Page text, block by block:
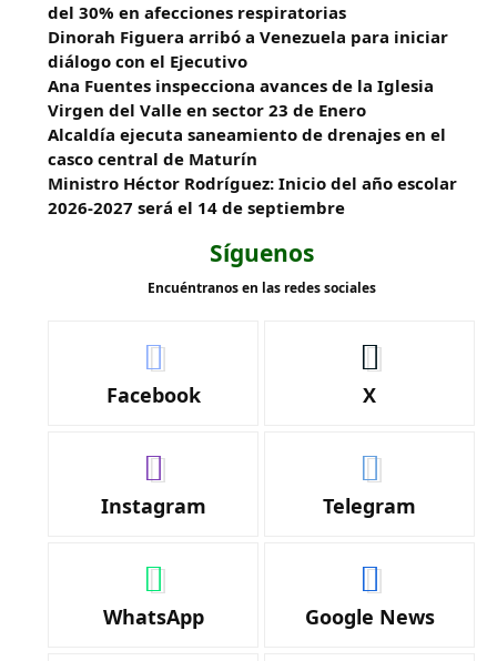
del 30% en afecciones respiratorias
Dinorah Figuera arribó a Venezuela para iniciar
diálogo con el Ejecutivo
Ana Fuentes inspecciona avances de la Iglesia
Virgen del Valle en sector 23 de Enero
Alcaldía ejecuta saneamiento de drenajes en el
casco central de Maturín
Ministro Héctor Rodríguez: Inicio del año escolar
2026-2027 será el 14 de septiembre
Síguenos
Encuéntranos en las redes sociales
Facebook X
Instagram Telegram
WhatsApp Google News